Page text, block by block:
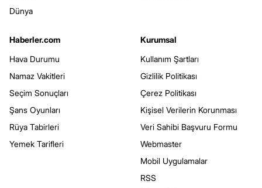
Dünya
Haberler.com
Hava Durumu
Namaz Vakitleri
Seçim Sonuçları
Şans Oyunları
Rüya Tabirleri
Yemek Tarifleri
Kurumsal
Kullanım Şartları
Gizlilik Politikası
Çerez Politikası
Kişisel Verilerin Korunması
Veri Sahibi Başvuru Formu
Webmaster
Mobil Uygulamalar
RSS